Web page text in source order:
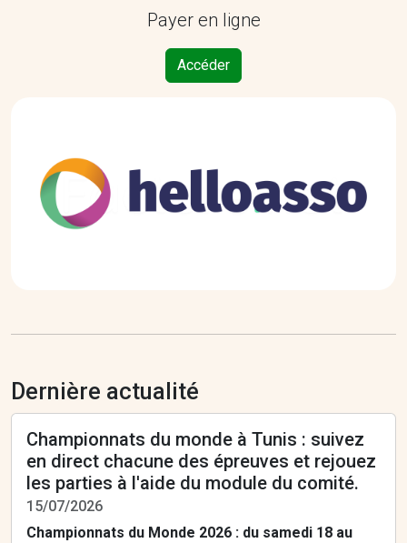
Payer en ligne
Accéder
Dernière actualité
Championnats du monde à Tunis : suivez
en direct chacune des épreuves et rejouez
les parties à l'aide du module du comité.
15/07/2026
Championnats du Monde 2026 : du samedi 18 au